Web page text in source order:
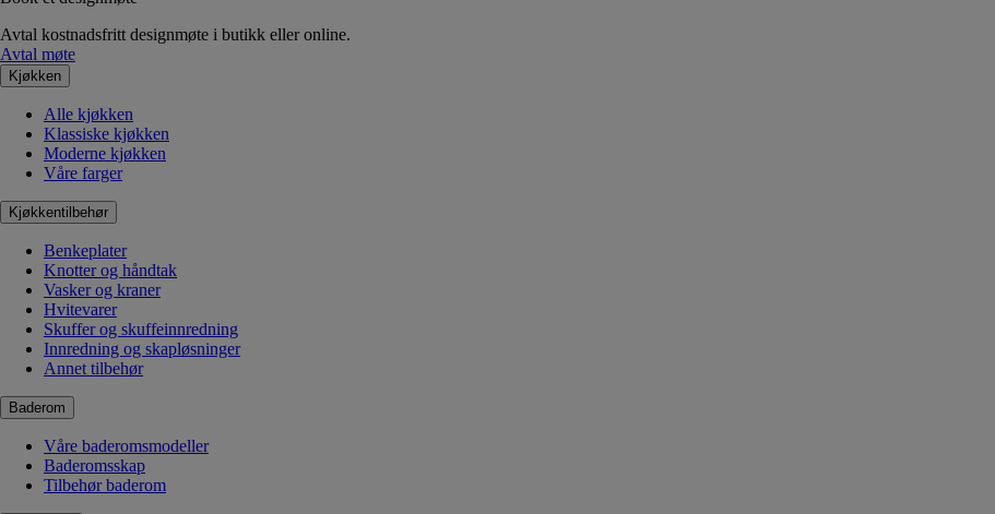
Avtal kostnadsfritt designmøte i butikk eller online.
Avtal møte
Kjøkken
Alle kjøkken
Klassiske kjøkken
Moderne kjøkken
Våre farger
Kjøkkentilbehør
Benkeplater
Knotter og håndtak
Vasker og kraner
Hvitevarer
Skuffer og skuffeinnredning
Innredning og skapløsninger
Annet tilbehør
Baderom
Våre baderomsmodeller
Baderomsskap
Tilbehør baderom